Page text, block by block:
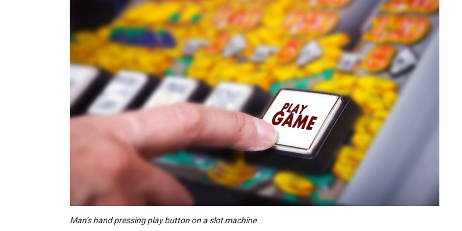
Man’s hand pressing play button on a slot machine